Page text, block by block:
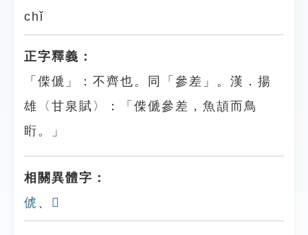
chǐ
正字釋義：
「偨傂」：不齊也。同「參差」。漢．揚
雄〈甘泉賦〉：「偨傂參差，魚頡而鳥
䀪。」
相關異體字：
俿 、 𠈩